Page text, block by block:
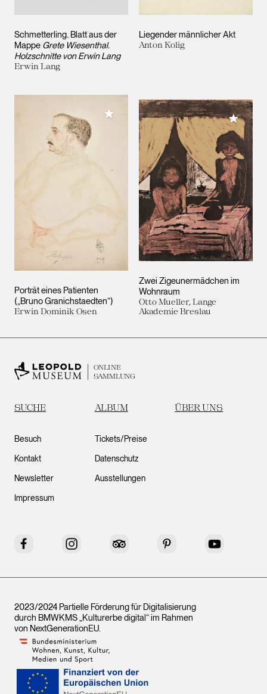
Schmetterling. Blatt aus der
Mappe Grete Wiesenthal.
Holzschnitte von Erwin Lang
Erwin Lang
Liegender männlicher Akt
Anton Kolig
Porträt eines Patienten
(„Bruno Granichstaedten“)
Erwin Dominik Osen
Meiner Sammlung hinzufügen
Zwei Zigeunermädchen im
Wohnraum
Otto Mueller, Lange
Akademie Breslau
Meiner
ONLINE
SAMMLUNG
SUCHE ALBUM ÜBER UNS
Besuch
Kontakt
Newsletter
Impressum
Tickets/Preise
Datenschutz
Ausstellungen
Facebook Instagram Tripadvisor Pinterest YouTube
2023/2024 Partielle Förderung für Digitalisierung
durch BMWKMS „Kulturerbe digital“ im Rahmen
von NextGenerationEU.